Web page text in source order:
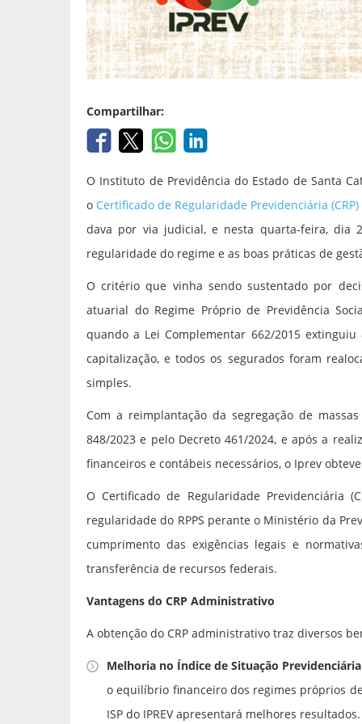
Compartilhar:
O Instituto de Previdência do Estado de Santa
o Certificado de Regularidade Previdenciária
dava por via judicial, e nesta quarta-feira, dia
regularidade do regime e as boas práticas de
O critério que vinha sendo sustentado por
atuarial do Regime Próprio de Previdência
quando a Lei Complementar 662/2015
capitalização, e todos os segurados foram
simples.
Com a reimplantação da segregação de
848/2023 e pelo Decreto 461/2024, e após a
financeiros e contábeis necessários, o Iprev
O Certificado de Regularidade Previdenciária
regularidade do RPPS perante o Ministério da
cumprimento das exigências legais e
transferência de recursos federais.
Vantagens do CRP Administrativo
A obtenção do CRP administrativo traz diversos
Melhoria no Índice de Situação Previdenciária
o equilíbrio financeiro dos regimes próprios
ISP do IPREV apresentará melhores resultados.